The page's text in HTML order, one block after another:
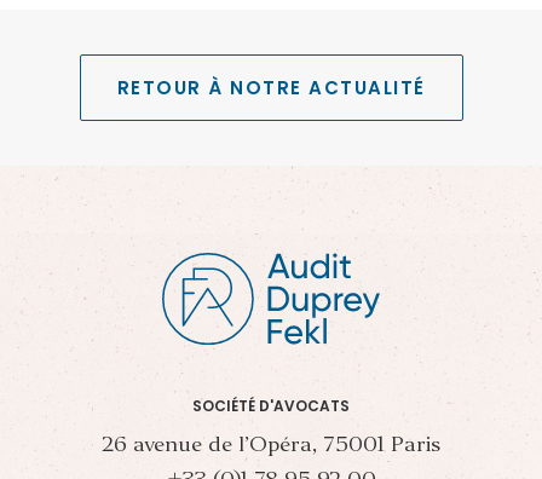
RETOUR À NOTRE ACTUALITÉ
SOCIÉTÉ D'AVOCATS
26 avenue de l’Opéra, 75001 Paris